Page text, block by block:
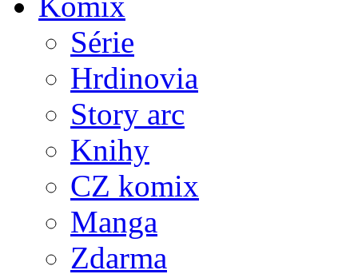
Série
Hrdinovia
Story arc
Knihy
CZ komix
Manga
Zdarma